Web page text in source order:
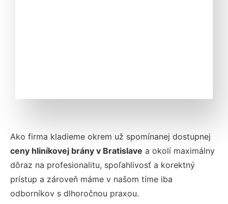
Ako firma kladieme okrem už spomínanej dostupnej
ceny hliníkovej brány v Bratislave a okolí maximálny
dôraz na profesionalitu, spoľahlivosť a korektný
prístup a zároveň máme v našom tíme iba
odborníkov s dlhoročnou praxou.